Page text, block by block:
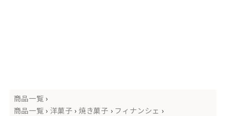
商品一覧 ›
商品一覧 › 洋菓子 › 焼き菓子 › フィナンシェ ›